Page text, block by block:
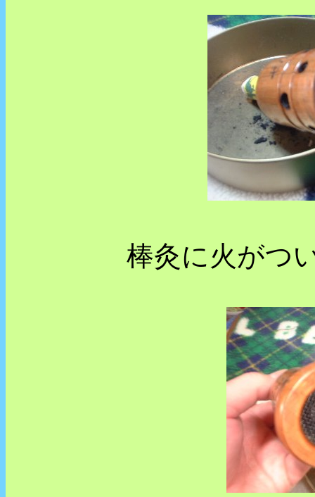
棒灸に火がつ